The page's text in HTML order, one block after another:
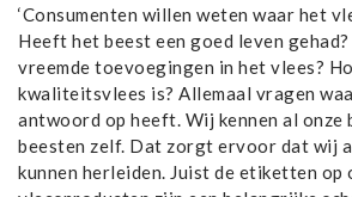
‘Consumenten willen weten waar het
Heeft het beest een goed leven
vreemde toevoegingen in het vlees?
kwaliteitsvlees is? Allemaal vragen
antwoord op heeft. Wij kennen al onze
beesten zelf. Dat zorgt ervoor dat wij
kunnen herleiden. Juist de etiketten op